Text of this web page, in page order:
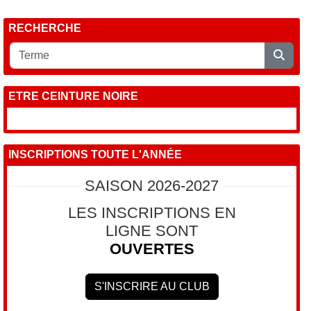
RECHERCHE
ETRE CEINTURE NOIRE
INSCRIPTIONS TOUTE L'ANNÉE
SAISON 2026-2027
LES INSCRIPTIONS EN
LIGNE SONT
OUVERTES
S'INSCRIRE AU CLUB